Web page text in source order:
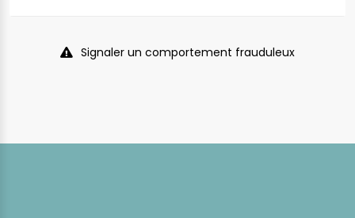
Signaler un comportement frauduleux